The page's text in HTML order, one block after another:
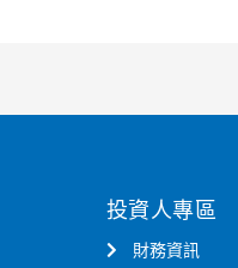
投資人專區
財務資訊